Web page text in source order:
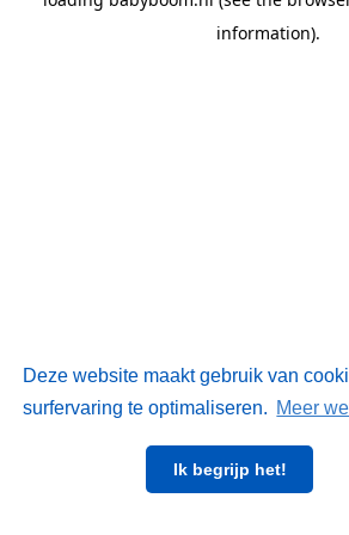
Deze website maakt gebruik van
surfervaring te optimaliseren. Meer
Ik begrijp het!
information).